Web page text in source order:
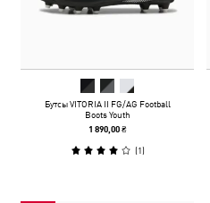
Бутсы VITORIA II FG/AG Football
Boots Youth
1 890,00 ₴
(1)